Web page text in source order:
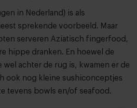
in Nederland) is als
sprekende voorbeeld. Maar
serveren Aziatisch fingerfood,
hippe dranken. En hoewel de
wel achter de rug is, kwamen er de
ook nog kleine sushiconceptjes
tevens bowls en/of seafood.